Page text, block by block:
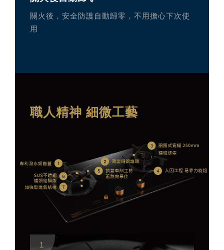
關火後，安全防護自動歸零，不用擔心下次使
用
職人精神 細微工藝
1